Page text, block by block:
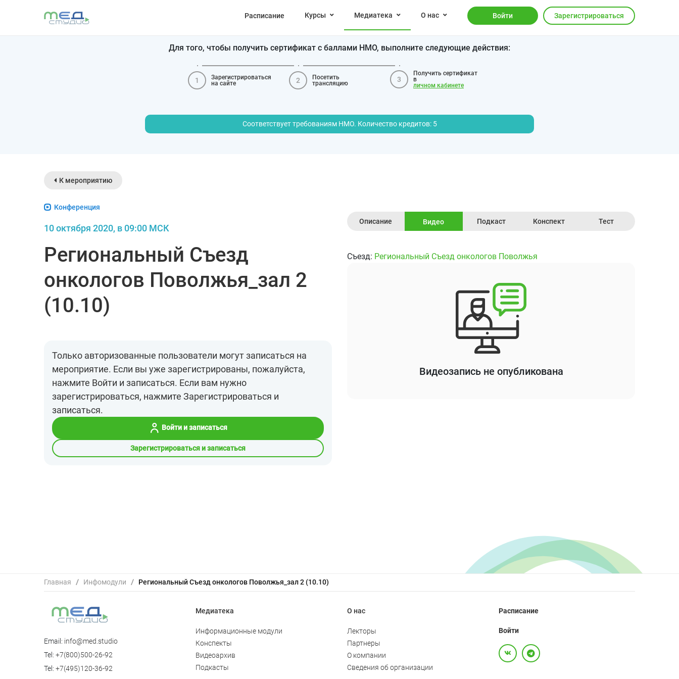
Расписание Курсы Медиатека О нас Войти Зарегистрироваться
Для того, чтобы получить сертификат с баллами НМО, выполните следующие действия:
1
Зарегистрироваться
на сайте
2
Посетить
трансляцию
3
Получить сертификат
в
личном кабинете
Соответствует требованиям НМО. Количество кредитов: 5
К мероприятию
Конференция
10 октября 2020, в 09:00 МСК
Региональный Съезд
онкологов Поволжья_зал 2
(10.10)
Только авторизованные пользователи могут записаться на
мероприятие. Если вы уже зарегистрированы, пожалуйста,
нажмите Войти и записаться. Если вам нужно
зарегистрироваться, нажмите Зарегистрироваться и
записаться.
Войти и записаться
Зарегистрироваться и записаться
Описание Видео Подкаст Конспект Тест
Съезд: Региональный Съезд онкологов Поволжья
Видеозапись не опубликована
Главная / Инфомодули / Региональный Съезд онкологов Поволжья_зал 2 (10.10)
Email: info@med.studio
Tel: +7(800)500-26-92
Tel: +7(495)120-36-92
Медиатека
Информационные модули
Конспекты
Видеоархив
Подкасты
О нас
Лекторы
Партнеры
О компании
Сведения об организации
Расписание
Войти